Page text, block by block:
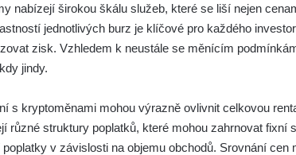
nabízejí širokou škálu služeb, které se liší nejen
jednotlivých burz je klíčové pro každého
zisk. Vzhledem k neustále se měnícím
jindy.
s kryptoměnami mohou výrazně ovlivnit celkovou
různé struktury poplatků, které mohou zahrnovat fixní
v závislosti na objemu obchodů. Srovnání cen